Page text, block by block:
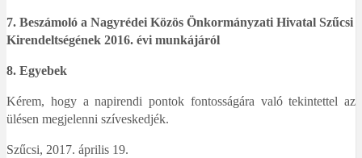
7. Beszámoló a Nagyrédei Közös Önkormányzati Hivatal Szűcsi
Kirendeltségének 2016. évi munkájáról
8. Egyebek
Kérem, hogy a napirendi pontok fontosságára való tekintettel az
ülésen megjelenni szíveskedjék.
Szűcsi, 2017. április 19.